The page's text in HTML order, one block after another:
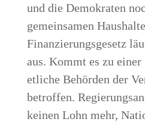
und die Demokraten
gemeinsamen
Finanzierungsgesetz
aus. Kommt es zu
etliche Behörden der
betroffen.
keinen Lohn mehr,